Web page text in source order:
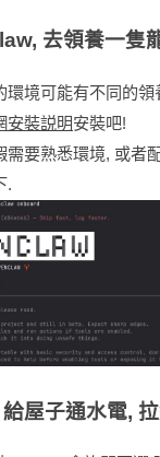
去領養一隻
環境可能有不同的
安裝説明安裝吧!
需要熟悉環境, 或者
.
屋子通水電,